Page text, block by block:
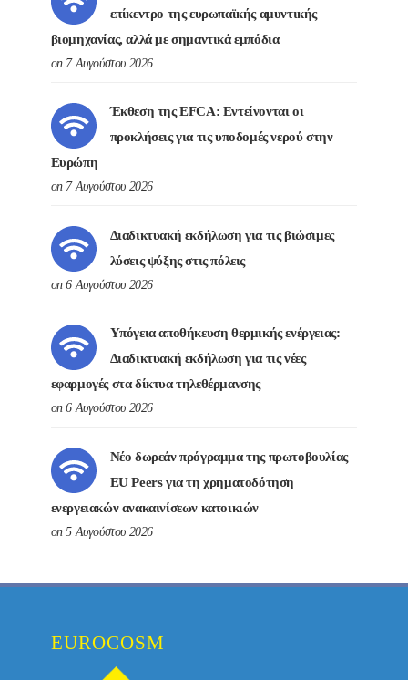
επίκεντρο της ευρωπαϊκής αμυντικής
βιομηχανίας, αλλά με σημαντικά εμπόδια
on 7 Αυγούστου 2026
Έκθεση της EFCA: Εντείνονται οι
προκλήσεις για τις υποδομές νερού στην
Ευρώπη
on 7 Αυγούστου 2026
Διαδικτυακή εκδήλωση για τις βιώσιμες
λύσεις ψύξης στις πόλεις
on 6 Αυγούστου 2026
Υπόγεια αποθήκευση θερμικής ενέργειας:
Διαδικτυακή εκδήλωση για τις νέες
εφαρμογές στα δίκτυα τηλεθέρμανσης
on 6 Αυγούστου 2026
Νέο δωρεάν πρόγραμμα της πρωτοβουλίας
EU Peers για τη χρηματοδότηση
ενεργειακών ανακαινίσεων κατοικιών
on 5 Αυγούστου 2026
EUROCOSM